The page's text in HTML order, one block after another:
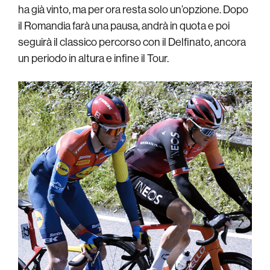
ha già vinto, ma per ora resta solo un’opzione. Dopo
il Romandia farà una pausa, andrà in quota e poi
seguirà il classico percorso con il Delfinato, ancora
un periodo in altura e infine il Tour.